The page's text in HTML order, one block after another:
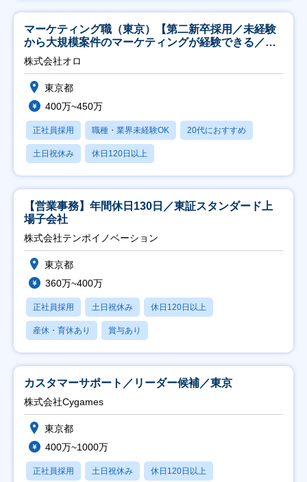
マーケティング職（東京）【第二新卒採用／未経験
から大規模案件のマーケティングが経験できる／研
修充実】
株式会社オロ
東京都
400万~450万
正社員採用 職種・業界未経験OK 20代におすすめ
土日祝休み 休日120日以上
【営業事務】年間休日130日／東証スタンダード上
場子会社
株式会社テンポイノベーション
東京都
360万~400万
正社員採用 土日祝休み 休日120日以上
産休・育休あり 賞与あり
カスタマーサポート／リーダー候補／東京
株式会社Cygames
東京都
400万~1000万
正社員採用 土日祝休み 休日120日以上